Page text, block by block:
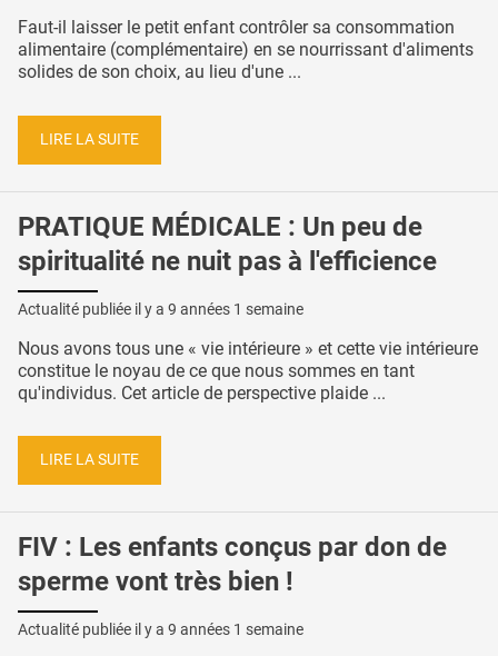
Faut-il laisser le petit enfant contrôler sa consommation
alimentaire (complémentaire) en se nourrissant d'aliments
solides de son choix, au lieu d'une ...
LIRE LA SUITE
PRATIQUE MÉDICALE : Un peu de
spiritualité ne nuit pas à l'efficience
Actualité publiée il y a 9 années 1 semaine
Nous avons tous une « vie intérieure » et cette vie intérieure
constitue le noyau de ce que nous sommes en tant
qu'individus. Cet article de perspective plaide ...
LIRE LA SUITE
FIV : Les enfants conçus par don de
sperme vont très bien !
Actualité publiée il y a 9 années 1 semaine